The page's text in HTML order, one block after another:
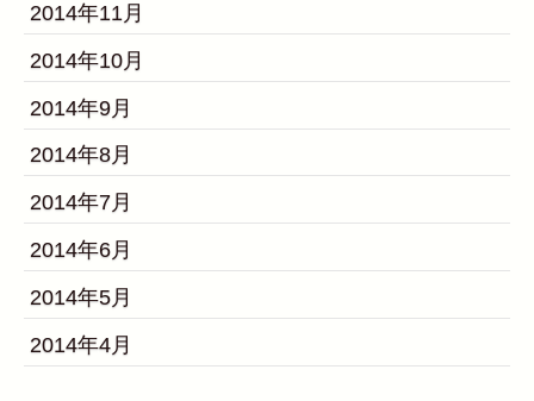
2014年11月
2014年10月
2014年9月
2014年8月
2014年7月
2014年6月
2014年5月
2014年4月